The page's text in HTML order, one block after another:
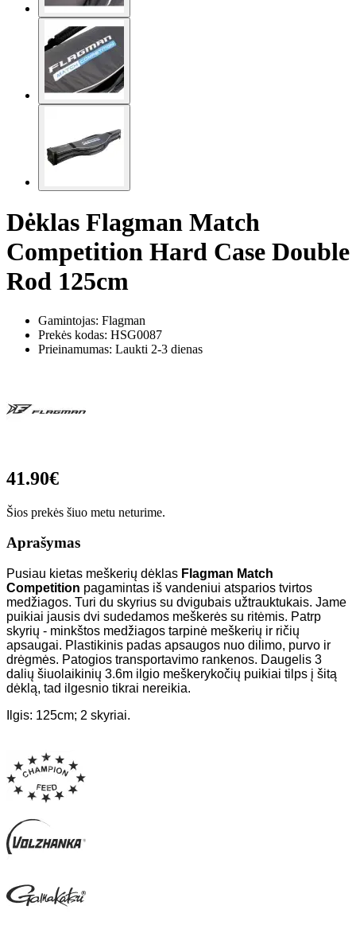
Dėklas Flagman Match
Competition Hard Case Double
Rod 125cm
Gamintojas: Flagman
Prekės kodas: HSG0087
Prieinamumas: Laukti 2-3 dienas
41.90€
Šios prekės šiuo metu neturime.
Aprašymas
Pusiau kietas meškerių dėklas Flagman Match
Competition pagamintas iš vandeniui atsparios tvirtos
medžiagos. Turi du skyrius su dvigubais užtrauktukais. Jame
puikiai jausis dvi sudedamos meškerės su ritėmis. Patrp
skyrių - minkštos medžiagos tarpinė meškerių ir ričių
apsaugai. Plastikinis padas apsaugos nuo dilimo, purvo ir
drėgmės. Patogios transportavimo rankenos. Daugelis 3
dalių šiuolaikinių 3.6m ilgio meškerykočių puikiai tilps į šitą
dėklą, tad ilgesnio tikrai nereikia.
Ilgis: 125cm; 2 skyriai.